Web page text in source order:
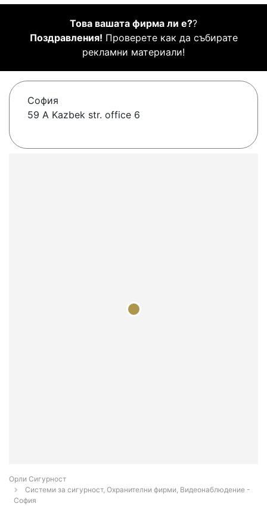
Това вашата фирма ли е??
Поздравления! Проверете как да събирате
рекламни материали!
София
59 A Kazbek str. office 6
Орли Сигурност
Системи за сигурност, Охранителни фирми, Видеонаблюдение -
София